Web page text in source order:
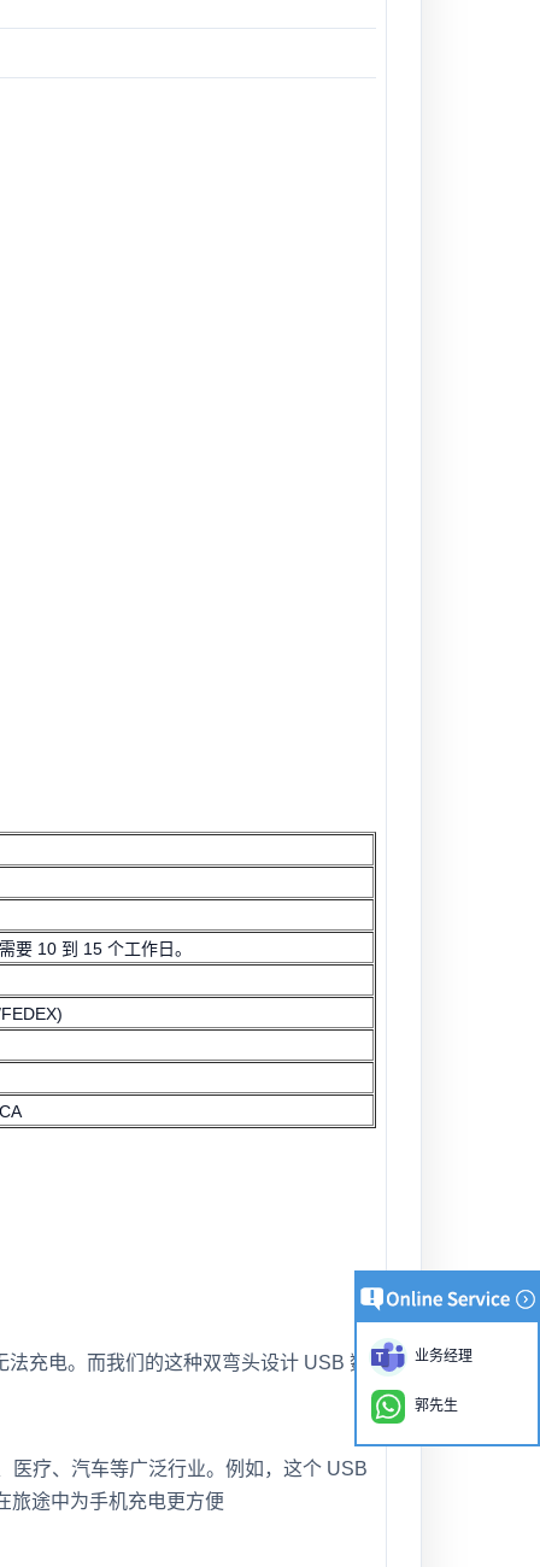
要 10 到 15 个工作日。
充电。而我们的这种双弯头设计 USB 数
医疗、汽车等广泛行业。例如，这个 USB
旅途中为手机充电更方便
业务经理
郭先生